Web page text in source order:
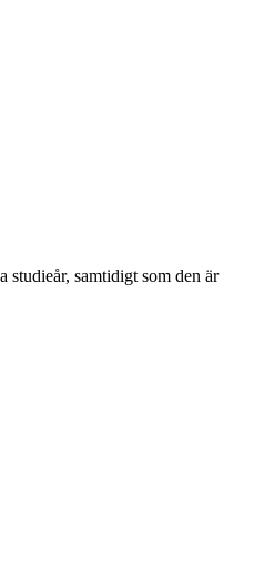
studieår, samtidigt som den är